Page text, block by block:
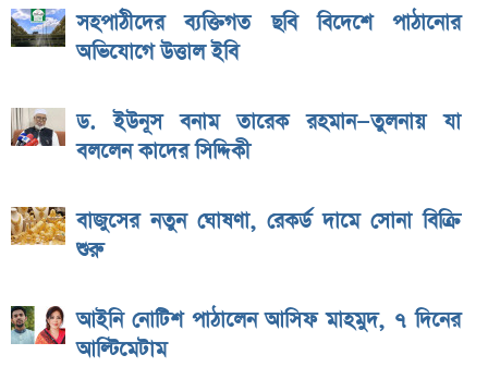
সহপাঠীদের ব্যক্তিগত ছবি বিদেশে পাঠানোর
অভিযোগে উত্তাল ইবি
ড. ইউনূস বনাম তারেক রহমান—তুলনায় যা
বললেন কাদের সিদ্দিকী
বাজুসের নতুন ঘোষণা, রেকর্ড দামে সোনা বিক্রি
শুরু
আইনি নোটিশ পাঠালেন আসিফ মাহমুদ, ৭ দিনের
আল্টিমেটাম